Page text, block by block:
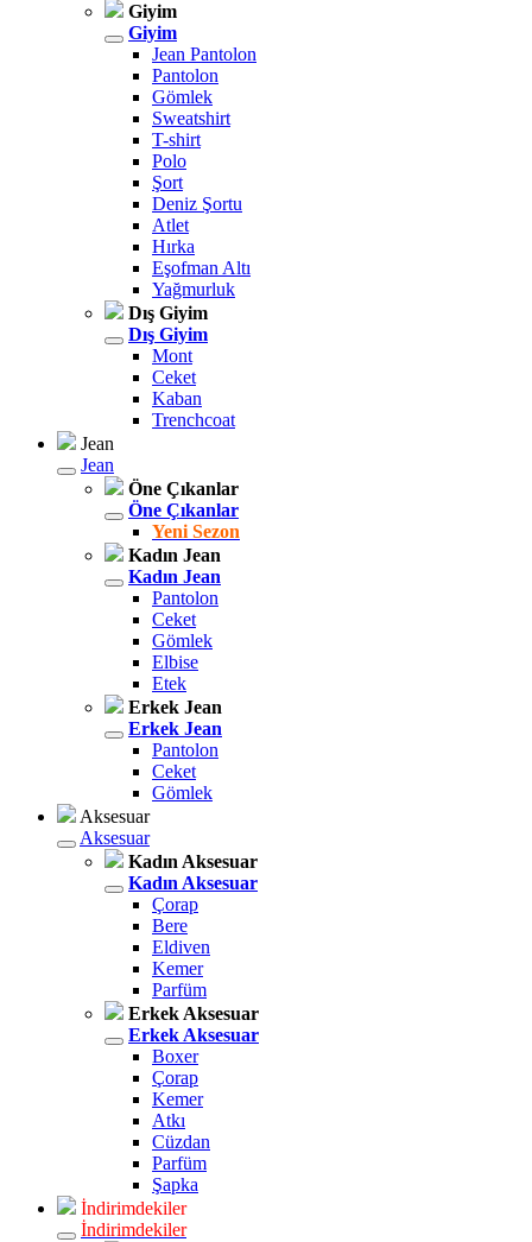
Giyim
Giyim
Jean Pantolon
Pantolon
Gömlek
Sweatshirt
T-shirt
Polo
Şort
Deniz Şortu
Atlet
Hırka
Eşofman Altı
Yağmurluk
Dış Giyim
Dış Giyim
Mont
Ceket
Kaban
Trenchcoat
Jean
Jean
Öne Çıkanlar
Öne Çıkanlar
Yeni Sezon
Kadın Jean
Kadın Jean
Pantolon
Ceket
Gömlek
Elbise
Etek
Erkek Jean
Erkek Jean
Pantolon
Ceket
Gömlek
Aksesuar
Aksesuar
Kadın Aksesuar
Kadın Aksesuar
Çorap
Bere
Eldiven
Kemer
Parfüm
Erkek Aksesuar
Erkek Aksesuar
Boxer
Çorap
Kemer
Atkı
Cüzdan
Parfüm
Şapka
İndirimdekiler
İndirimdekiler